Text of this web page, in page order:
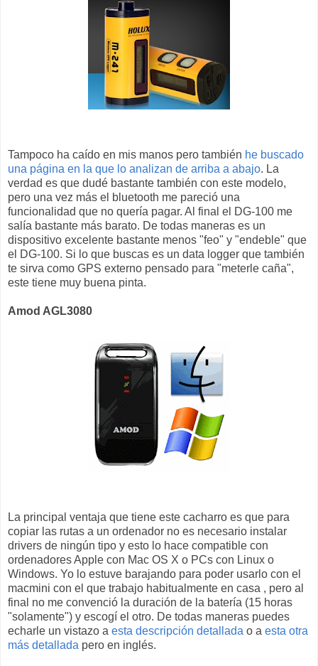
Tampoco ha caído en mis manos pero también he buscado
una página en la que lo analizan de arriba a abajo. La
verdad es que dudé bastante también con este modelo,
pero una vez más el bluetooth me pareció una
funcionalidad que no quería pagar. Al final el DG-100 me
salía bastante más barato. De todas maneras es un
dispositivo excelente bastante menos "feo" y "endeble" que
el DG-100. Si lo que buscas es un data logger que también
te sirva como GPS externo pensado para "meterle caña",
este tiene muy buena pinta.
Amod AGL3080
La principal ventaja que tiene este cacharro es que para
copiar las rutas a un ordenador no es necesario instalar
drivers de ningún tipo y esto lo hace compatible con
ordenadores Apple con Mac OS X o PCs con Linux o
Windows. Yo lo estuve barajando para poder usarlo con el
macmini con el que trabajo habitualmente en casa , pero al
final no me convenció la duración de la batería (15 horas
"solamente") y escogí el otro. De todas maneras puedes
echarle un vistazo a esta descripción detallada o a esta otra
más detallada pero en inglés.